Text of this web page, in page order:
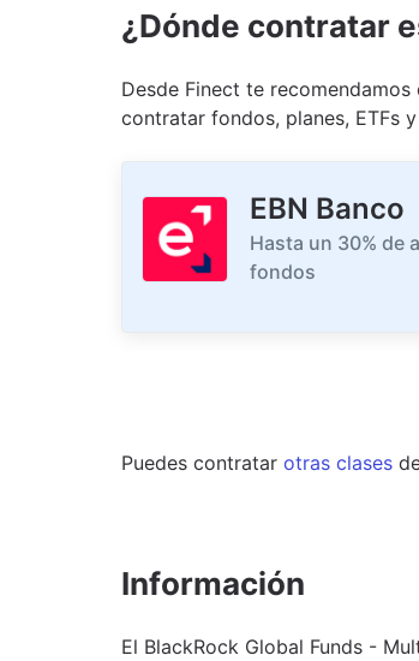
¿Dónde contratar
Desde Finect te
contratar fondos, planes, ETFs
EBN Banco
Hasta un 30% de
fondos
Puedes contratar otras clases
Información
El BlackRock Global Funds -